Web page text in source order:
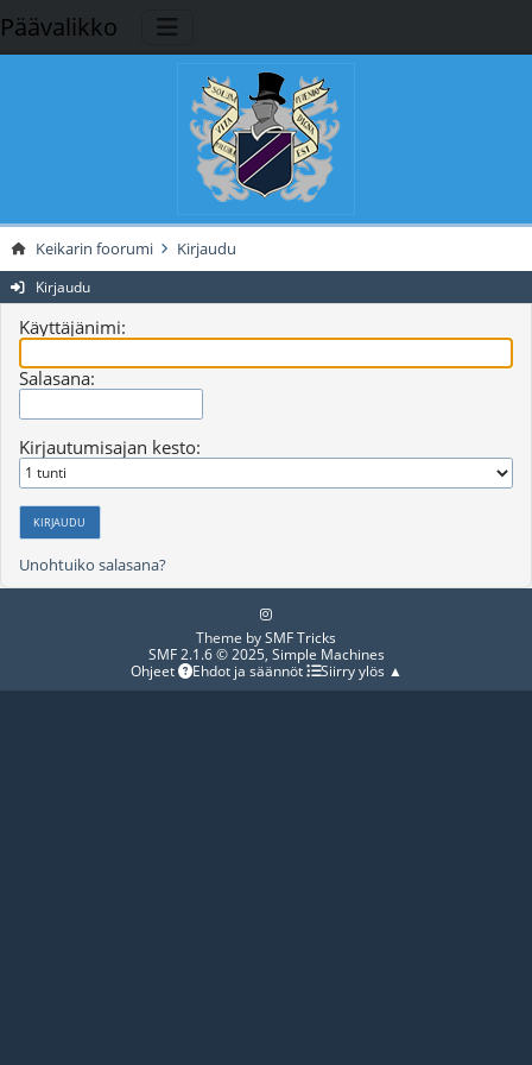
Päävalikko
Keikarin foorumi Kirjaudu
Kirjaudu
Käyttäjänimi:
Salasana:
Kirjautumisajan kesto:
Unohtuiko salasana?
Theme bySMF Tricks
SMF 2.1.6 © 2025, Simple Machines
Ohjeet
Ehdot ja säännöt Siirry ylös ▲